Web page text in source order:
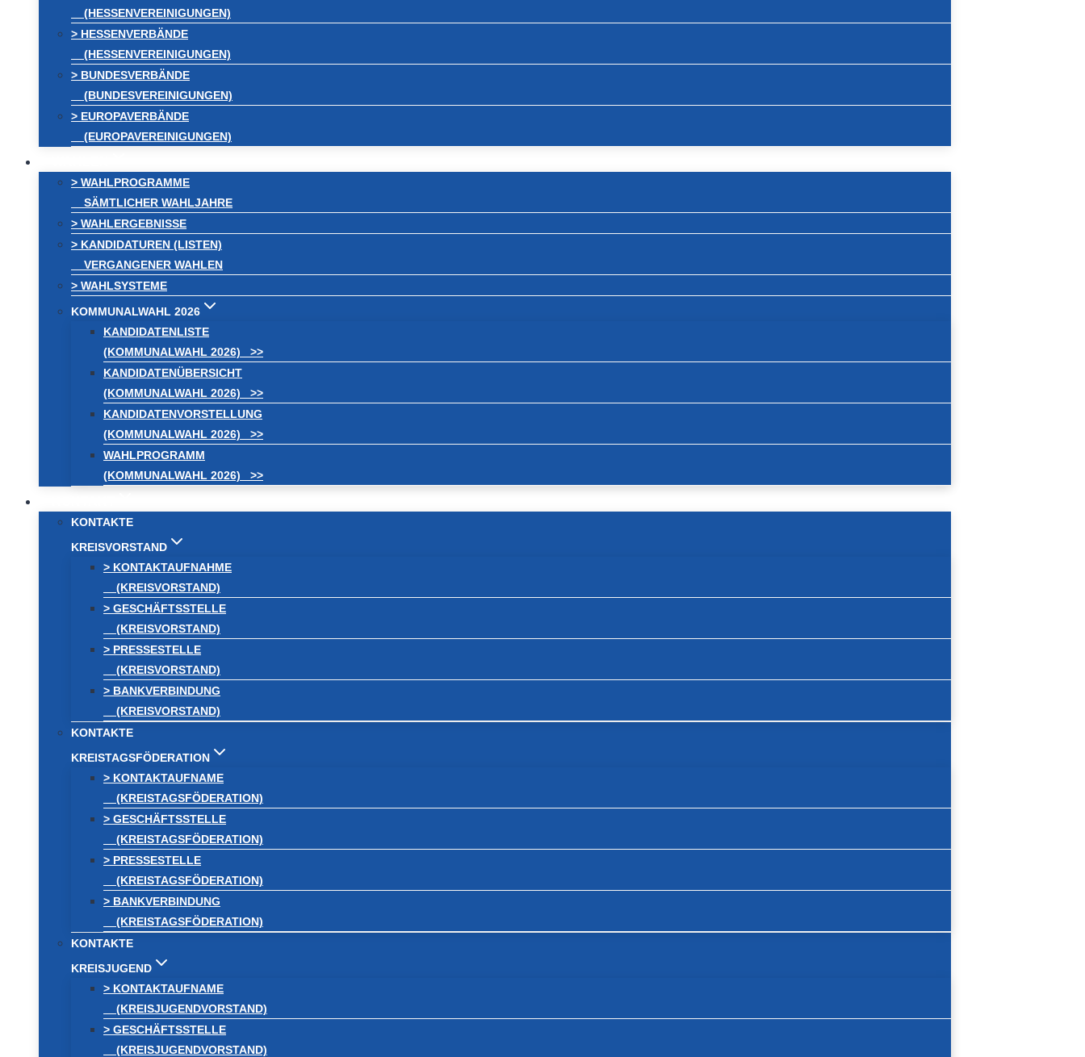
(HESSENVEREINIGUNGEN)
> HESSENVERBÄNDE
(HESSENVEREINIGUNGEN)
> BUNDESVERBÄNDE
(BUNDESVEREINIGUNGEN)
> EUROPAVERBÄNDE
(EUROPAVEREINIGUNGEN)
> WAHLPROGRAMME
SÄMTLICHER WAHLJAHRE
> WAHLERGEBNISSE
> KANDIDATUREN (LISTEN)
VERGANGENER WAHLEN
> WAHLSYSTEME
KOMMUNALWAHL 2026
KANDIDATENLISTE
(KOMMUNALWAHL 2026) >>
KANDIDATENÜBERSICHT
(KOMMUNALWAHL 2026) >>
KANDIDATENVORSTELLUNG
(KOMMUNALWAHL 2026) >>
WAHLPROGRAMM
(KOMMUNALWAHL 2026) >>
KONTAKTE
KREISVORSTAND
> KONTAKTAUFNAHME
(KREISVORSTAND)
> GESCHÄFTSSTELLE
(KREISVORSTAND)
> PRESSESTELLE
(KREISVORSTAND)
> BANKVERBINDUNG
(KREISVORSTAND)
KONTAKTE
KREISTAGSFÖDERATION
> KONTAKTAUFNAME
(KREISTAGSFÖDERATION)
> GESCHÄFTSSTELLE
(KREISTAGSFÖDERATION)
> PRESSESTELLE
(KREISTAGSFÖDERATION)
> BANKVERBINDUNG
(KREISTAGSFÖDERATION)
KONTAKTE
KREISJUGEND
> KONTAKTAUFNAME
(KREISJUGENDVORSTAND)
> GESCHÄFTSSTELLE
(KREISJUGENDVORSTAND)